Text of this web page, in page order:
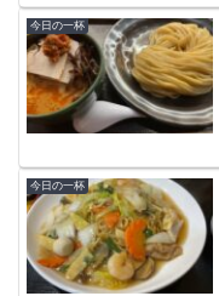
今日の一杯
今日の一杯